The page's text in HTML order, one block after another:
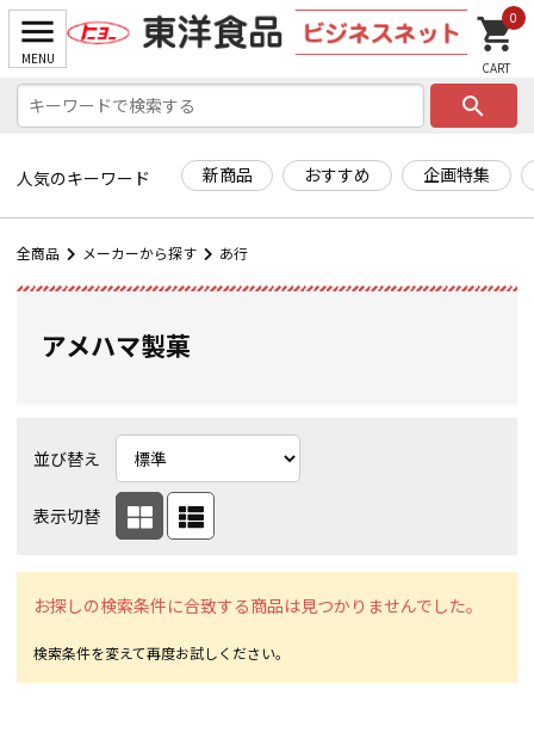
search
人気のキーワード 新商品 おすすめ 企画特集
0
全商品 メーカーから探す あ行
アメハマ製菓
並び替え
表示切替
お探しの検索条件に合致する商品は見つかりませんでした。